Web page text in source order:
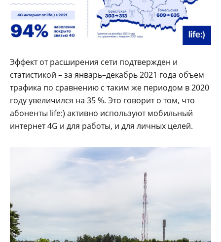
Эффект от расширения сети подтвержден и
статистикой – за январь–декабрь 2021 года объем
трафика по сравнению с таким же периодом в 2020
году увеличился на 35 %. Это говорит о том, что
абоненты life:) активно используют мобильный
интернет 4G и для работы, и для личных целей.